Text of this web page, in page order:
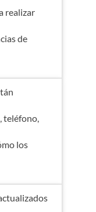
realizar
de
teléfono,
los